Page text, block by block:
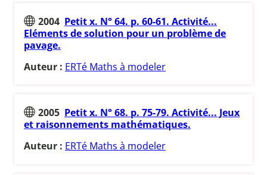
2004 Petit x. N° 64. p. 60-61. Activité...
Eléments de solution pour un problème de
pavage.
Auteur : ERTé Maths à modeler
2005 Petit x. N° 68. p. 75-79. Activité... Jeux
et raisonnements mathématiques.
Auteur : ERTé Maths à modeler